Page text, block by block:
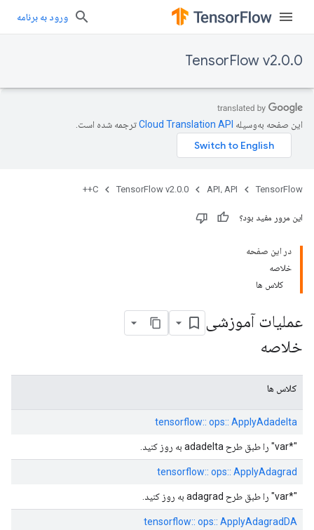
ورود به برنامه
TensorFlow v2.0.0
این صفحه به‌وسیله ترجمه شده است.
TensorFlow API، API TensorFlow v2.0.0
C++
این مرور مفید بود؟
در این صفحه
خلاصه
کلاس ها
عملیات آموزشی
خلاصه
کلاس ها
tensorflow:: ops:: ApplyAdadelta
"*var" را طبق طرح adadelta به روز کنید.
tensorflow:: ops:: ApplyAdagrad
"*var" را طبق طرح adagrad به روز کنید.
tensorflow:: ops:: ApplyAdagradDA